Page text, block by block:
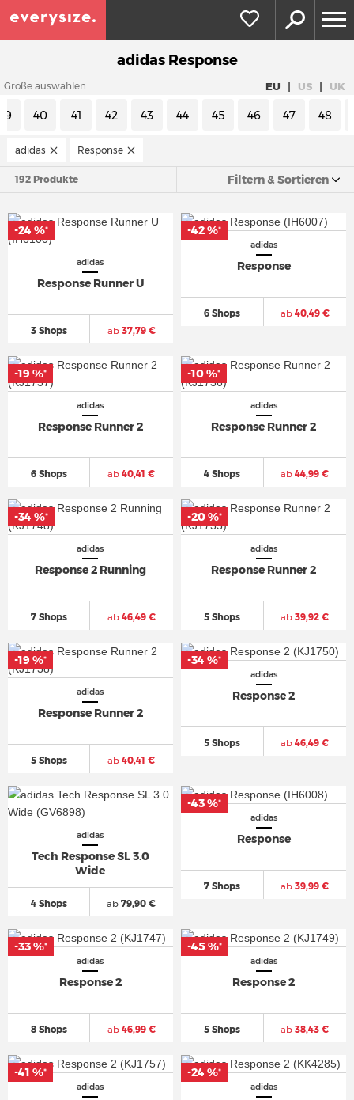
adidas Response
Größe auswählen EU | US | UK
40 41 42 43 44 45 46 47 48
adidas Response
192 Produkte Filtern & Sortieren
adidas
Response Runner U
3 Shops ab37,79 €
-24 %*
adidas
Response
6 Shops ab40,49 €
-42 %*
adidas
Response Runner 2
6 Shops ab 40,41 €
-19 %*
adidas
Response Runner 2
4 Shops ab 44,99 €
-10 %*
adidas
Response 2 Running
7 Shops ab46,49 €
-34 %*
adidas
Response Runner 2
5 Shops ab 39,92 €
-20 %*
adidas
Response Runner 2
5 Shops ab 40,41 €
-19 %*
adidas
Response 2
5 Shops ab 46,49 €
-34 %*
adidas
Tech Response SL 3.0
Wide
4 Shops ab 79,90 €
adidas
Response
7 Shops ab 39,99 €
-43 %*
adidas
Response 2
8 Shops ab46,99 €
-33 %*
adidas
Response 2
5 Shops ab 38,43 €
-45 %*
adidas
-41 %*
adidas
-24 %*